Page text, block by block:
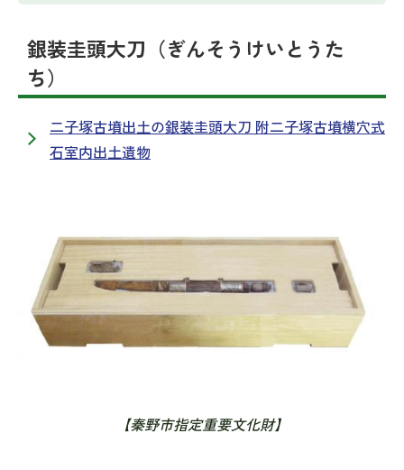
銀装圭頭大刀（ぎんそうけいとうた
ち）
二子塚古墳出土の銀装圭頭大刀 附二子塚古墳横穴式
石室内出土遺物
【秦野市指定重要文化財】